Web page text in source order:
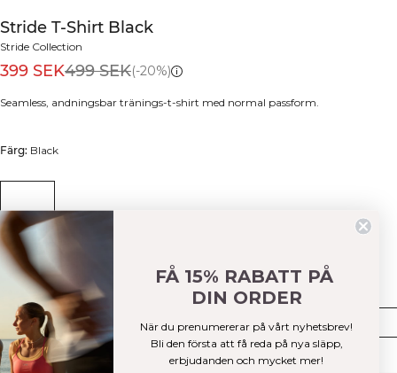
Stride T-Shirt Black
Stride Collection
399 SEK499 SEK(-20%)
Seamless, andningsbar tränings-t-shirt med normal passform.
Färg: Black
Storlek
S L XL
Few in stock
FÅ 15% RABATT PÅ
DIN ORDER
När du prenumererar på vårt nyhetsbrev!
Bli den första att få reda på nya släpp,
erbjudanden och mycket mer!